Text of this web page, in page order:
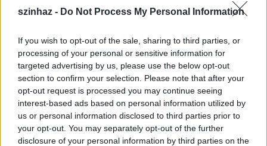
szinhaz - Do Not Process My Personal Information
If you wish to opt-out of the sale, sharing to third parties, or
processing of your personal or sensitive information for
targeted advertising by us, please use the below opt-out
section to confirm your selection. Please note that after your
opt-out request is processed you may continue seeing
interest-based ads based on personal information utilized by
us or personal information disclosed to third parties prior to
your opt-out. You may separately opt-out of the further
disclosure of your personal information by third parties on the